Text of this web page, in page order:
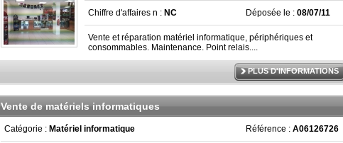
Chiffre d'affaires n : NC Déposée le : 08/07/11
Vente et réparation matériel informatique, périphériques et
consommables. Maintenance. Point relais....
PLUS D'INFORMATIONS
Vente de matériels informatiques
Catégorie : Matériel informatique Référence : A06126726